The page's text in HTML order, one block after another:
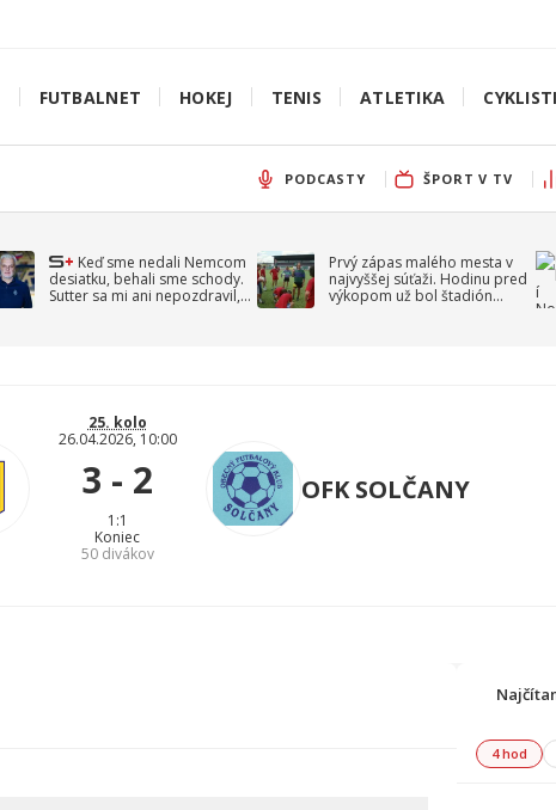
FUTBALNET HOKEJ TENIS ATLETIKA
PODCASTY ŠPORT V TV
Keď sme nedali Nemcom
desiatku, behali sme schody.
Sutter sa mi ani nepozdravil,
Prvý zápas malého mesta v
najvyššej súťaži. Hodinu pred
výkopom už bol štadión
25. kolo
26.04.2026, 10:00
3 - 2
1:1
Koniec
50divákov
OFK SOLČANY
4 hod